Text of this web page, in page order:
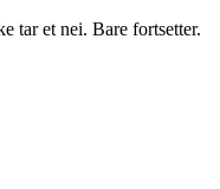
tar et nei. Bare fortsetter.